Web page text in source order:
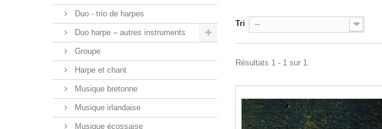
Duo - trio de harpes
Duo harpe – autres instruments
Groupe
Harpe et chant
Musique bretonne
Musique irlandaise
Musique écossaise
Tri --
Résultats 1 - 1 sur 1.